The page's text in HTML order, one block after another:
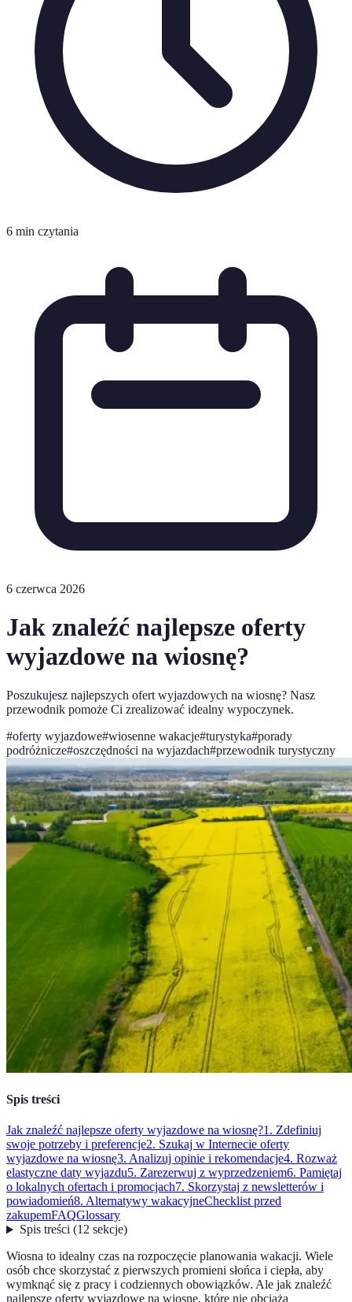
6 min czytania
6 czerwca 2026
Jak znaleźć najlepsze oferty
wyjazdowe na wiosnę?
Poszukujesz najlepszych ofert wyjazdowych na wiosnę? Nasz
przewodnik pomoże Ci zrealizować idealny wypoczynek.
#oferty wyjazdowe#wiosenne wakacje#turystyka#porady
podróżnicze#oszczędności na wyjazdach#przewodnik turystyczny
Spis treści
Jak znaleźć najlepsze oferty wyjazdowe na wiosnę?1. Zdefiniuj
swoje potrzeby i preferencje2. Szukaj w Internecie oferty
wyjazdowe na wiosnę3. Analizuj opinie i rekomendacje4. Rozważ
elastyczne daty wyjazdu5. Zarezerwuj z wyprzedzeniem6. Pamiętaj
o lokalnych ofertach i promocjach7. Skorzystaj z newsletterów i
powiadomień8. Alternatywy wakacyjneChecklist przed
zakupemFAQGlossary
Spis treści(12 sekcje)
Wiosna to idealny czas na rozpoczęcie planowania wakacji. Wiele
osób chce skorzystać z pierwszych promieni słońca i ciepła, aby
wymknąć się z pracy i codziennych obowiązków. Ale jak znaleźć
najlepsze oferty wyjazdowe na wiosnę, które nie obciążą